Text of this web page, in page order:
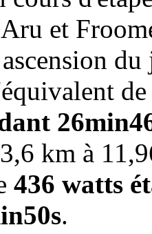
et
km à
436 watts
.